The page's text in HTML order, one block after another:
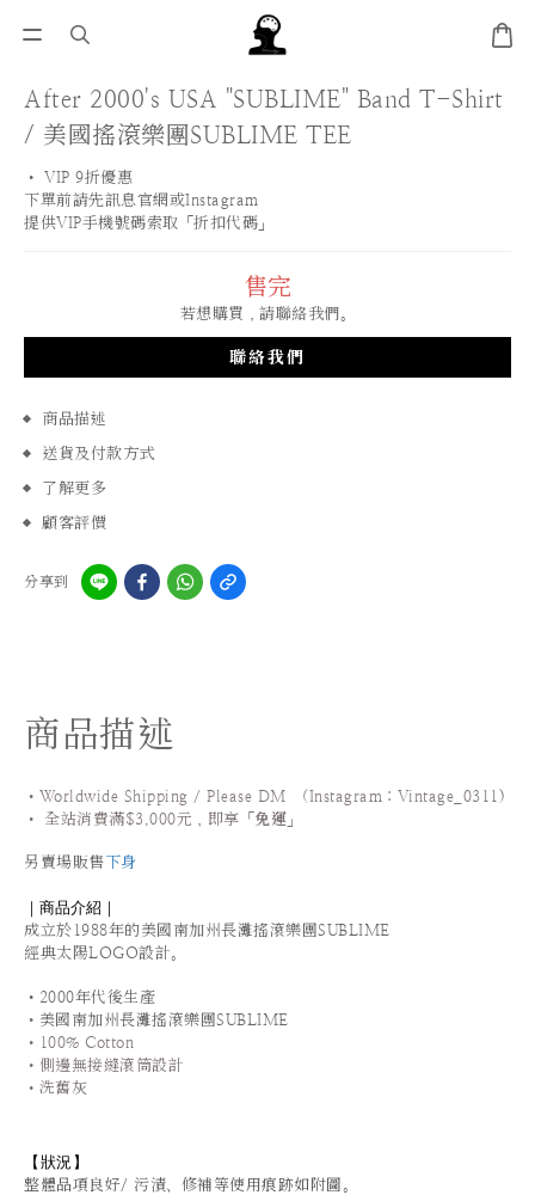
After 2000's USA "SUBLIME" Band T-Shirt
/ 美國搖滾樂團SUBLIME TEE
• VIP 9折優惠
下單前請先訊息官網或Instagram
提供VIP手機號碼索取「折扣代碼」
售完
若想購買，請聯絡我們。
聯絡我們
商品描述
送貨及付款方式
了解更多
顧客評價
分享到
商品描述
•Worldwide Shipping / Please DM (Instagram：Vintage_0311 )
•
全站消費滿$3,000元，即享「 免運 」
另賣場販售下身
｜商品介紹｜
成立於1988年的美國 南加州長灘搖滾樂團SUBLIME
經典太陽LOGO設計。
•2000年代後生產
• 美國 南加州長灘搖滾樂團SUBLIME
•100% Cotton
•側邊無接縫滾筒設計
•洗舊灰
【狀況】
整體品項良好/ 污漬、修補等使用痕跡如附圖。